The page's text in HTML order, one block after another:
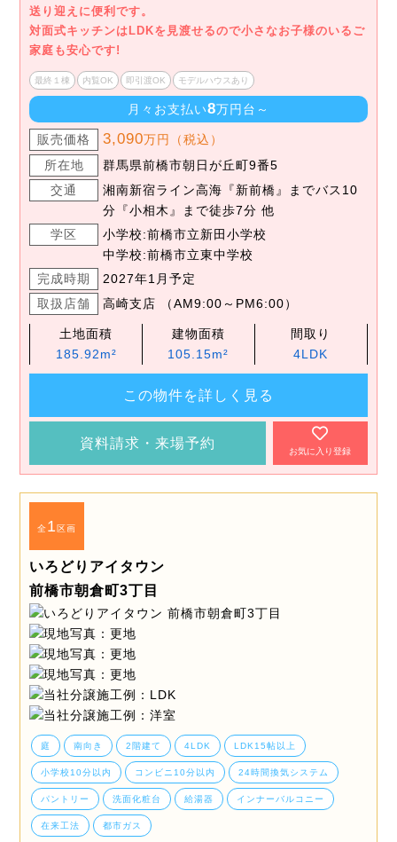
送り迎えに便利です。
対面式キッチンはLDKを見渡せるので小さなお子様のいるご
家庭も安心です!
最終１棟 内覧OK 即引渡OK モデルハウスあり
月々お支払い8万円台～
販売価格 3,090万円（税込）
所在地
群馬県前橋市朝日が丘町9番5
交通
湘南新宿ライン高海『新前橋』までバス10
分『小相木』まで徒歩7分 他
学区
小学校:前橋市立新田小学校
中学校:前橋市立東中学校
完成時期
2027年1月予定
取扱店舗
高崎支店 （AM9:00～PM6:00）
土地面積
185.92m²
建物面積
105.15m²
間取り
4LDK
この物件を詳しく見る
資料請求・来場予約
お気に入り登録
全1区画
いろどりアイタウン
前橋市朝倉町3丁目
庭 南向き 2階建て 4LDK LDK15帖以上
小学校10分以内 コンビニ10分以内 24時間換気システム
パントリー 洗面化粧台 給湯器 インナーバルコニー
在来工法 都市ガス